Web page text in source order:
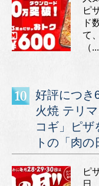
ピ
ド
て
（...
好評につき
火焼 テリ
コギ」ピザ
トの「肉の
ピ
日